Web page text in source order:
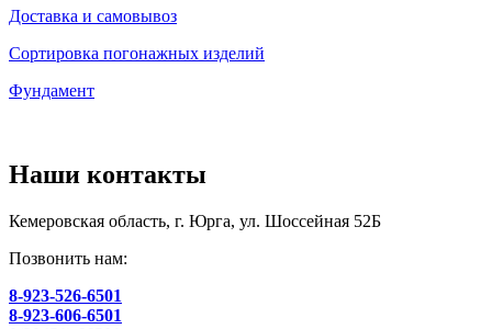
Доставка и самовывоз
Сортировка погонажных изделий
Фундамент
Наши контакты
Кемеровская область, г. Юрга, ул. Шоссейная 52Б
Позвонить нам:
8-923-526-6501
8-923-606-6501